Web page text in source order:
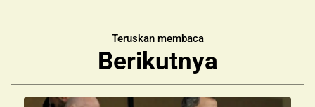
Teruskan membaca
Berikutnya